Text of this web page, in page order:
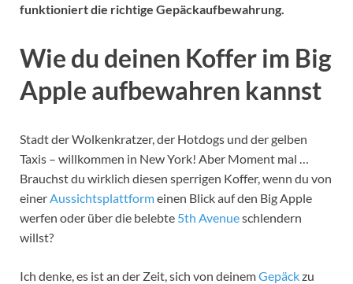
funktioniert die richtige Gepäckaufbewahrung.
Wie du deinen Koffer im Big
Apple aufbewahren kannst
Stadt der Wolkenkratzer, der Hotdogs und der gelben
Taxis – willkommen in New York! Aber Moment mal …
Brauchst du wirklich diesen sperrigen Koffer, wenn du von
einer Aussichtsplattformeinen Blick auf den Big Apple
werfen oder über die belebte 5th Avenueschlendern
willst?
Ich denke, es ist an der Zeit, sich von deinemGepäckzu